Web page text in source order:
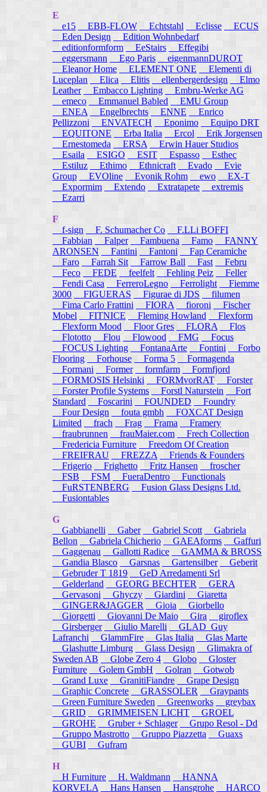
E
e15 EBB-FLOW Echtstahl Eclisse
ECUS
Eden Design
Edition Wohnbedarf
editionformform
EeStairs
Effegibi
eggersmann
Ego Paris
eigenmannDUROT
Eleanor Home
ELEMENT ONE
Elementi di
Luceplan
Elica Elitis ellenbergerdesign
Elmo
Leather
Embacco Lighting
Embru-Werke AG
emeco
Emmanuel Babled
EMU Group
ENEA
Engelbrechts ENNE
Enrico
Pellizzoni ENVATECH Eponimo
Equipo DRT
EQUITONE
Erba Italia Ercol
Erik Jorgensen
Ernestomeda
ERSA
Erwin Hauer Studios
Esaila
ESIGO ESIT Espasso
Esthec
Estiluz
Ethimo Ethnicraft Evado
Evie
Group
EVOline Evonik Rohm ewo
EX-T
Expormim
Extendo Extratapete
extremis
Ezarri
F
f-sign
F. Schumacher Co
F.LLi BOFFI
Fabbian
Falper Fambuena Famo
FANNY
ARONSEN
Fantini Fantoni
Fap Ceramiche
Faro
Farrah Sit Farrow Ball Fast
Febru
Feco
FEDE feelfelt Fehling Peiz
Feller
Fendi Casa
FerreroLegno Ferrolight
Fiemme
3000
FIGUERAS Figurae di JDS
filumen
Fima Carlo Frattini
FIORA fioroni
Fischer
Mobel
FITNICE Fleming Howland
Flexform
Flexform Mood
Floor Gres FLORA
Flos
Flototto
Flou Flowood FMG
Focus
FOCUS Lighting
FontanaArte Fontini
Forbo
Flooring
Forhouse Forma 5
Formagenda
Formani
Former formfarm
Formfjord
FORMOSIS Helsinki
FORMvorRAT
Forster
Forster Profile Systems
Forstl Naturstein
Fort
Standard
Foscarini FOUNDED
Foundry
Four Design
fouta gmbh
FOXCAT Design
Limited
frach Frag Frama
Framery
fraubrunnen
frauMaier.com
Frech Collection
Fredericia Furniture
Freedom Of Creation
FREIFRAU
FREZZA
Friends & Founders
Frigerio
Frighetto Fritz Hansen
froscher
FSB
FSM FueraDentro
Functionals
FuRSTENBERG
Fusion Glass Designs Ltd.
Fusiontables
G
Gabbianelli
Gaber Gabriel Scott
Gabriela
Bellon
Gabriela Chicherio GAEAforms
Gaffuri
Gaggenau
Gallotti Radice
GAMMA & BROSS
Gandia Blasco
Garsnas Gartensilber
Geberit
Gebruder T 1819
GeD Arredamenti Srl
Gelderland
GEORG BECHTER
GERA
Gervasoni
Ghyczy Giardini
Giaretta
GINGER&JAGGER
Gioia
Giorbello
Giorgetti
Giovanni De Maio Gira
giroflex
Girsberger
Giulio Marelli
GLAD_Guy
Lafranchi
GlammFire Glas Italia
Glas Marte
Glashutte Limburg
Glass Design
Glimakra of
Sweden AB
Globe Zero 4 Globo
Gloster
Furniture
Golem GmbH Golran
Gotwob
Grand Luxe
GranitiFiandre
Grape Design
Graphic Concrete
GRASSOLER
Graypants
Green Furniture Sweden
Greenworks
greybax
GRID
GRIMMEISEN LICHT
GROEL
GROHE
Gruber + Schlager
Grupo Resol - Dd
Gruppo Mastrotto
Gruppo Piazzetta
Guaxs
GUBI
Gufram
H
H Furniture
H. Waldmann
HANNA
KORVELA
Hans Hansen Hansgrohe HARCO